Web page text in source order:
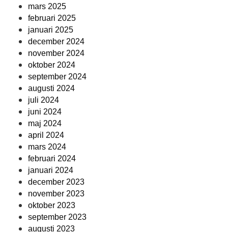
mars 2025
februari 2025
januari 2025
december 2024
november 2024
oktober 2024
september 2024
augusti 2024
juli 2024
juni 2024
maj 2024
april 2024
mars 2024
februari 2024
januari 2024
december 2023
november 2023
oktober 2023
september 2023
augusti 2023